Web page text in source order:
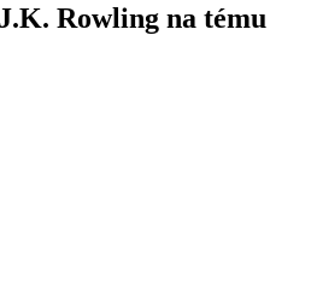
Rowling na tému